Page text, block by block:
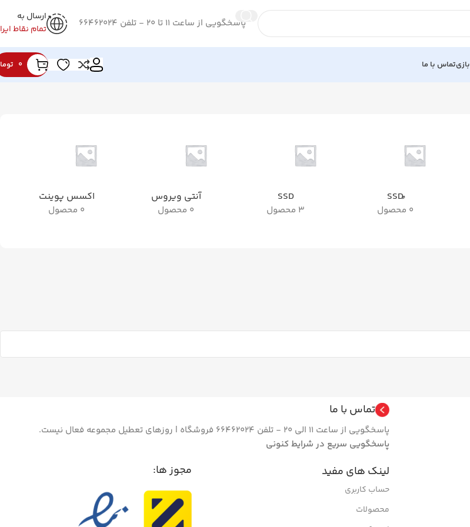
پاسخگویی از ساعت 11 تا 20 - تلفن 66462024
ارسال به
تمام نقاط
بازیتماس با ما 0
ُSSD
0 محصول
SSD
3 محصول
آنتی ویروس
0 محصول
اکسس پوینت
0 محصول
تماس با ما
پاسخگویی از ساعت 11 الی 20 - تلفن 66462024 فروشگاه | روزهای تعطیل مجموعه فعال نیست.
پاسخگویی سریع در شرایط کنونی
لینک های مفید
حساب کاربری
محصولات
مجوز ها: